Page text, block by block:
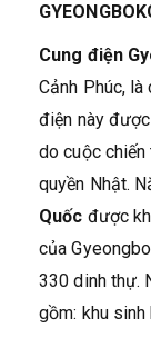
Cung điện
Cảnh Phúc,
điện này
do cuộc
quyền Nhật.
Quốc được
của
330 dinh thự.
gồm: khu sinh